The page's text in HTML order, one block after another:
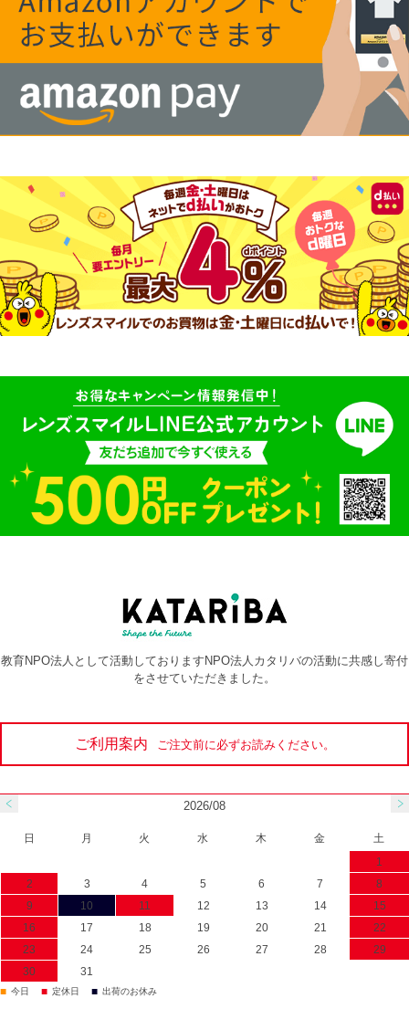
教育NPO法人として活動しておりますNPO法人カタリバの活動に共感し寄付
をさせていただきました。
ご利用案内 ご注文前に必ずお読みください。
2026/08
日 月 火 水 木 金
土
1
2
3 4 5 6 7
8
9
10 11 12 13 14
15
16
17 18 19 20 21
22
23
24 25 26 27 28
29
30
31
■ 今日 ■ 定休日 ■ 出荷のお休み